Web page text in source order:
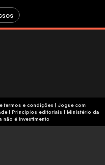
| Princípios editoriais | Ministério da
não é investimento